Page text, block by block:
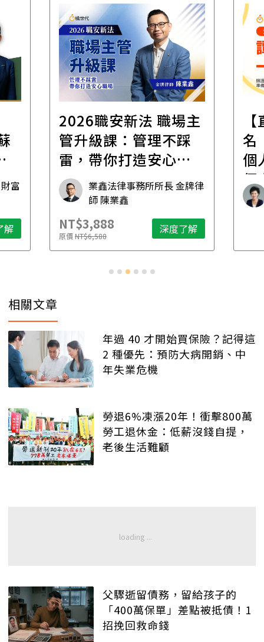
富
解
2026職安新法 職場主
管升級課：管理不踩
雷，帶你打造安心職
場
業鑫法律事務所所長 金牌律
師 陳業鑫
NT$3,888
原價NT$6,588 深度了解
名
個
想
相關文章
年過 40 才開始買保險？記得這
2 種優先：預防大病開銷、中
年失業危機
勞退6%凍漲20年！衝擊800萬
勞工退休金：低薪沒錢自提，
老後生活難顧
父驟逝留債務，留給孩子的
「400萬保單」差點被抵債！1
招挽回救命錢